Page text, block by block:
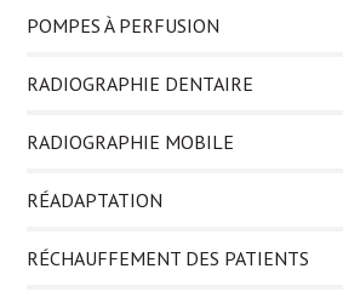
POMPES À PERFUSION
RADIOGRAPHIE DENTAIRE
RADIOGRAPHIE MOBILE
RÉADAPTATION
RÉCHAUFFEMENT DES PATIENTS